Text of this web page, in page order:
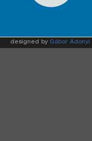
designed by Gábor Adonyi